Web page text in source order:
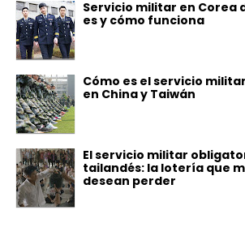
Servicio militar en Corea
es y cómo funciona
Cómo es el servicio
en China y Taiwán
El servicio militar
tailandés: la lotería que
desean perder